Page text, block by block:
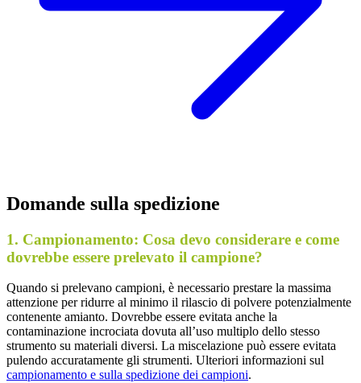
Domande sulla spedizione
1. Campionamento: Cosa devo considerare e come
dovrebbe essere prelevato il campione?
Quando si prelevano campioni, è necessario prestare la massima
attenzione per ridurre al minimo il rilascio di polvere potenzialmente
contenente amianto. Dovrebbe essere evitata anche la
contaminazione incrociata dovuta all’uso multiplo dello stesso
strumento su materiali diversi. La miscelazione può essere evitata
pulendo accuratamente gli strumenti. Ulteriori informazioni sul
campionamento e sulla spedizione dei campioni.